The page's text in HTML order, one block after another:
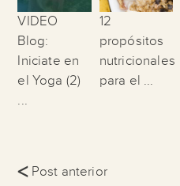
VIDEO
Blog:
Iniciate en
el Yoga (2)
...
12
propósitos
nutricionales
para el ...
<Post anterior